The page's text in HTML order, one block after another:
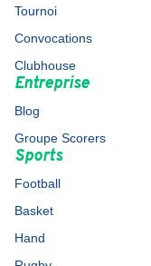
Tournoi
Convocations
Clubhouse
Entreprise
Blog
Groupe Scorers
Sports
Football
Basket
Hand